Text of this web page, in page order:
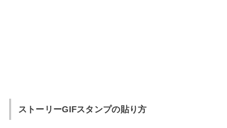
ストーリーGIFスタンプの貼り方